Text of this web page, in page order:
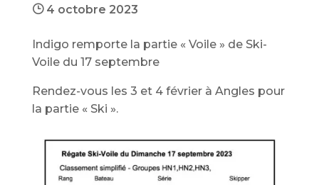
}4 octobre 2023
Indigo remporte la partie « Voile » de Ski-
Voile du 17 septembre
Rendez-vous les 3 et 4 février à Angles pour
la partie « Ski ».